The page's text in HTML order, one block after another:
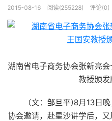
2015-08-16 阅读(255228) 评论(0)
湖南省电子商务协会张新亮
教授颁
（文：邹旦平)8月13日
协会邀请，赴星沙讲学后，